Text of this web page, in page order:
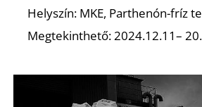
Helyszín: MKE, Parthenón-fríz
Megtekinthető: 2024.12.11– 20.